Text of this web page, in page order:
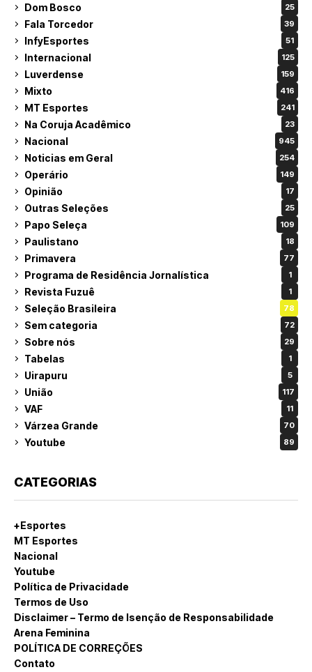
Dom Bosco 25
Fala Torcedor 39
InfyEsportes 51
Internacional 125
Luverdense 159
Mixto 416
MT Esportes 241
Na Coruja Acadêmico 23
Nacional 945
Noticias em Geral 254
Operário 149
Opinião 17
Outras Seleções 25
Papo Seleça 109
Paulistano 18
Primavera 77
Programa de Residência Jornalística 1
Revista Fuzuê 1
Seleção Brasileira 78
Sem categoria 72
Sobre nós 29
Tabelas 1
Uirapuru 5
União 117
VAF 11
Várzea Grande 70
Youtube 89
CATEGORIAS
+Esportes
MT Esportes
Nacional
Youtube
Política de Privacidade
Termos de Uso
Disclaimer – Termo de Isenção de Responsabilidade
Arena Feminina
POLÍTICA DE CORREÇÕES
Contato